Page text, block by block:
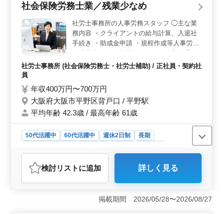
入力、書類作成・管理などを担当します。社労士事務所
で培った経験を活かしながら、幅広い補助業務で活躍で
きる環境です。 ＜北野駅徒歩圏内の職場＞ 勤務地
は北野駅から徒歩圏内にあり、毎日の通勤負担を抑えら
れます。交通費支給に加え、社会保険完備など福利厚生
も整っており、安心して長く働ける環境です。
社会保険労務士業／残業少なめ
社労士事務所の人事労務スタッフ ◯主な業
務内容 ・クライアントの給与計算、入退社
手続き ・助成金申請 ・規程作成等人事労務
日制（土日祝休み） ともに働ける仲間を募
社労士事務所 (社会保険労務士・社労士補助) / 正社員・契約社
員
年収400万円〜700万円
大阪府大阪市平野区背戸口 / 平野駅
平均年齢 42.3歳 / 最高年齢 61歳
50代活躍中 60代活躍中 週休2日制
長期
おすすめポイント
＜働きやすい勤務環境＞ 完全週休2日制（土日祝休み）
で、年間休日120日の働きやすい環境です。残業少なめの
ため、仕事とプライベートの両立を目指したい方にも適
検討リスト に追加 詳しく見る
掲載期間 2026/05/28〜2026/08/27